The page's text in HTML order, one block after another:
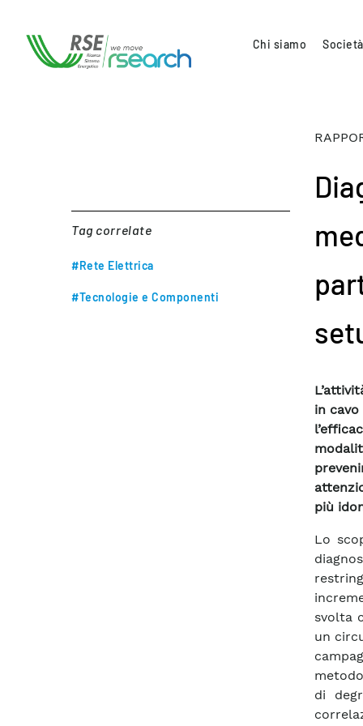
Chi siamo
Tag correlate
#Rete Elettrica
#Tecnologie e Componenti
in
più
Lo
svolta
un
di